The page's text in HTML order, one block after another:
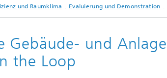
und Raumklima Evaluierung und Demonstration
Gebäude- und
the Loop